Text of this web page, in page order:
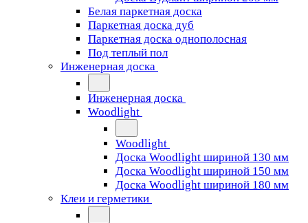
Белая паркетная доска
Паркетная доска дуб
Паркетная доска однополосная
Под теплый пол
Инженерная доска
Инженерная доска
Woodlight
Woodlight
Доска Woodlight шириной 130 мм
Доска Woodlight шириной 150 мм
Доска Woodlight шириной 180 мм
Клеи и герметики